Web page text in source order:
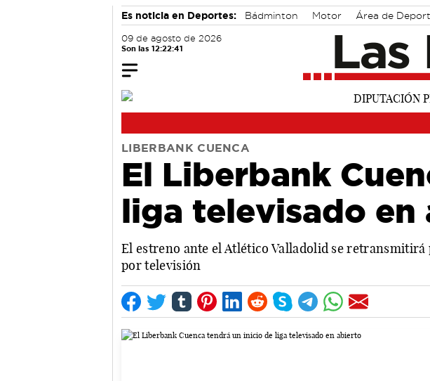
Es noticia en Deportes: Bádminton Motor Área de
09 de agosto de 2026
Son las 12:22:42
LIBERBANK CUENCA
El Liberbank
liga televisado en
El estreno ante el Atlético Valladolid se
por televisión